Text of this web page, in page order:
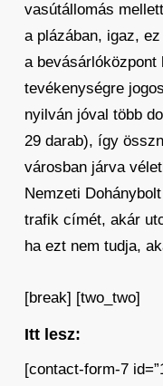
vasútállomás
a plázában, igaz,
a
tevékenységre
nyilván jóval több
29 darab), így
városban járva
Nemzeti
trafik címét, akár
ha ezt nem tudja,
[break] [two_two]
Itt lesz:
[contact-form-7